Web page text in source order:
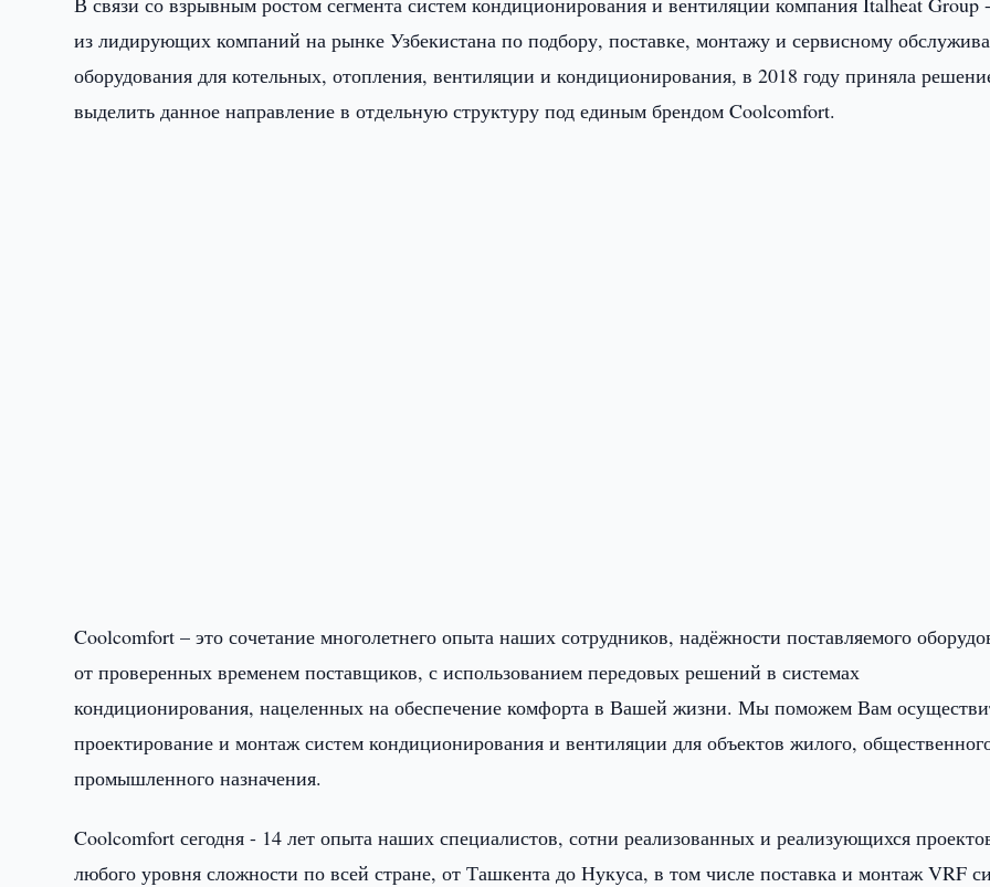
из лидирующих компаний на рынке Узбекистана по подбору, поставке, монтажу и сервисному
оборудования для котельных, отопления, вентиляции и кондиционирования, в 2018 году приняла
выделить данное направление в отдельную структуру под единым брендом Coolcomfort.
Coolcomfort – это сочетание многолетнего опыта наших сотрудников, надёжности поставляемого
от проверенных временем поставщиков, с использованием передовых решений в системах
кондиционирования, нацеленных на обеспечение комфорта в Вашей жизни. Мы поможем Вам
проектирование и монтаж систем кондиционирования и вентиляции для объектов жилого,
промышленного назначения.
Coolcomfort сегодня - 14 лет опыта наших специалистов, сотни реализованных и реализующихся
любого уровня сложности по всей стране, от Ташкента до Нукуса, в том числе поставка и монтаж VRF